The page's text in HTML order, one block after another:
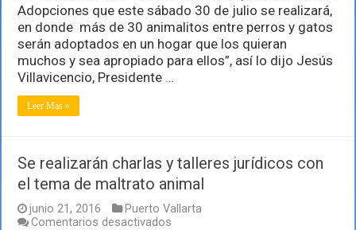
un
hogar
30
mascotas
la
Adopciones que este sábado 30 de julio se realizará,
en donde más de 30 animalitos entre perros y gatos
serán adoptados en un hogar que los quieran
muchos y sea apropiado para ellos”, así lo dijo Jesús
Villavicencio, Presidente …
Leer Mas »
Se realizarán charlas y talleres jurídicos con
el tema de maltrato animal
junio 21, 2016
Puerto Vallarta
Comentarios desactivados